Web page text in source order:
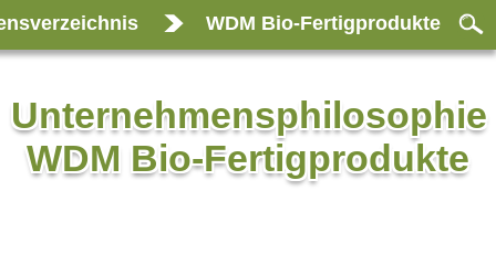
WDM Bio-Fertigprodukte
Unternehmensphilosophie
WDM Bio-Fertigprodukte